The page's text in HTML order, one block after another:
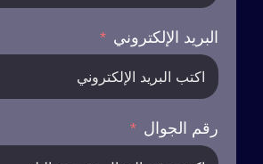
البريد الإلكتروني
رقم الجوال